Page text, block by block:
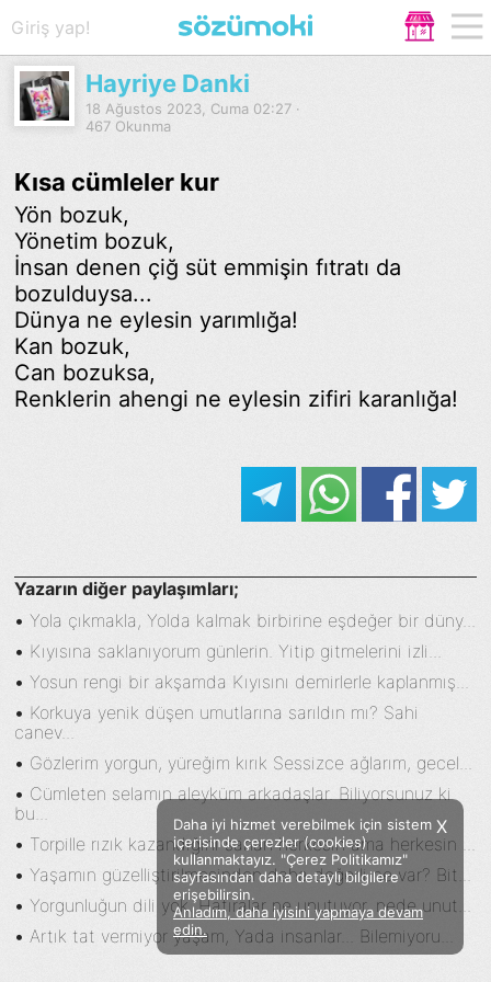
Facebook Twitter Instagram
Sözümoki © 2020 - V.8
Giriş yap!
Hayriye Danki
18 Ağustos 2023, Cuma 02:27 ·
467 Okunma
Kısa cümleler kur
Yön bozuk,
Yönetim bozuk,
İnsan denen çiğ süt emmişin fıtratı da
bozulduysa...
Dünya ne eylesin yarımlığa!
Kan bozuk,
Can bozuksa,
Renklerin ahengi ne eylesin zifiri karanlığa!
Yazarın diğer paylaşımları;
•Yola çıkmakla, Yolda kalmak birbirine eşdeğer bir düny...
• Kıyısına saklanıyorum günlerin. Yitip gitmelerini izli...
•Yosun rengi bir akşamda Kıyısını demirlerle kaplanmış...
• Korkuya yenik düşen umutlarına sarıldın mı? Sahi
canev...
• Gözlerim yorgun, yüreğim kırık Sessizce ağlarım, gecel...
• Cümleten selamın aleyküm arkadaşlar. Biliyorsunuz ki
bu...
• Torpille rızık kazandığını sanan herkesin ama herkesin ...
•Yaşamın güzelliştirilmesinden daha değerli ne var? Bit...
•Yorgunluğun dili yok. Hatıralar ne unutuyor, nede unut...
•Artık tat vermiyor yaşam, Yada insanlar... Bilemiyoru...
X
Daha iyi hizmet verebilmek için sistem
içerisinde çerezler (cookies)
kullanmaktayız. "Çerez Politikamız"
sayfasından daha detaylı bilgilere
erişebilirsin.
Anladım, daha iyisini yapmaya devam
edin.